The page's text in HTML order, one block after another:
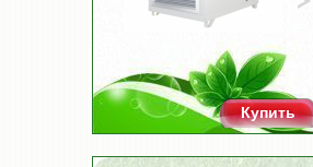
Купить